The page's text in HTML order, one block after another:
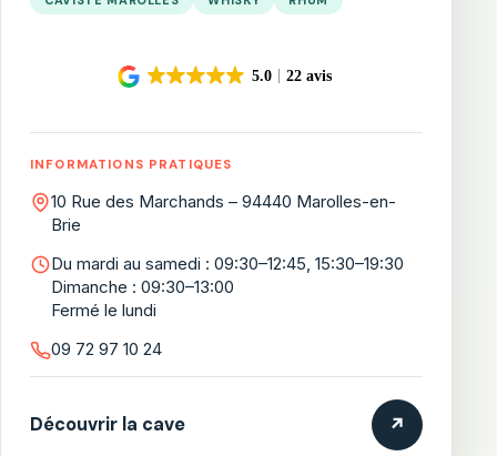
INFORMATIONS PRATIQUES
10 Rue des Marchands – 94440 Marolles-en-
Brie
Du mardi au samedi : 09:30–12:45, 15:30–19:30
Dimanche : 09:30–13:00
Fermé le lundi
09 72 97 10 24
Découvrir la cave ↗